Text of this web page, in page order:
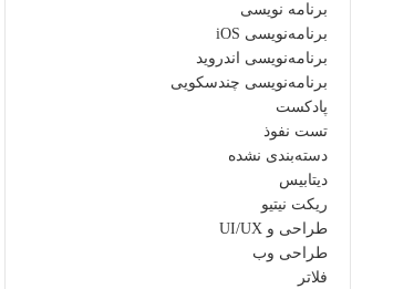
برنامه نویسی
برنامه‌نویسی iOS
برنامه‌نویسی اندروید
برنامه‌نویسی چندسکویی
پادکست
تست نفوذ
دسته‌بندی نشده
دیتابیس
ریکت نیتیو
طراحی و UI/UX
طراحی وب
فلاتر